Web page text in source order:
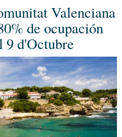
Valenciana
de ocupación
9 d'Octubre